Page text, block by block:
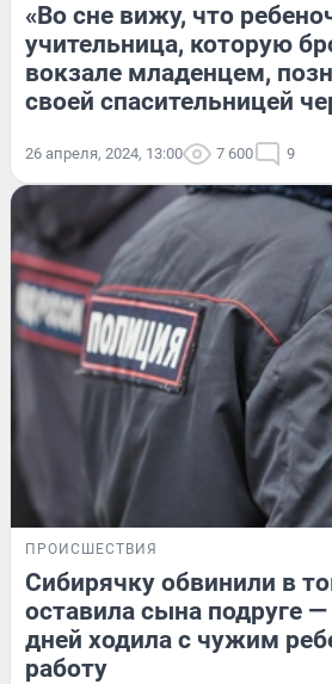
«Во сне вижу, что
учительница, которую
вокзале младенцем,
своей спасительницей
26 апреля, 2024, 13:00 7 600 9
ПРОИСШЕСТВИЯ
Сибирячку обвинили в
оставила сына подруге —
дней ходила с чужим
работу